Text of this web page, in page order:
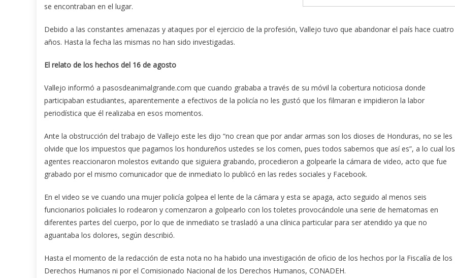
se encontraban en el lugar.
Debido a las constantes amenazas y ataques por el ejercicio de la profesión, Vallejo tuvo que abandonar el país hace cuatro
años. Hasta la fecha las mismas no han sido investigadas.
El relato de los hechos del 16 de agosto
Vallejo informó a pasosdeanimalgrande.com que cuando grababa a través de su móvil la cobertura noticiosa donde
participaban estudiantes, aparentemente a efectivos de la policía no les gustó que los filmaran e impidieron la labor
periodística que él realizaba en esos momentos.
Ante la obstrucción del trabajo de Vallejo este les dijo “no crean que por andar armas son los dioses de Honduras, no se les
olvide que los impuestos que pagamos los hondureños ustedes se los comen, pues todos sabemos que así es”, a lo cual los
agentes reaccionaron molestos evitando que siguiera grabando, procedieron a golpearle la cámara de video, acto que fue
grabado por el mismo comunicador que de inmediato lo publicó en las redes sociales y Facebook.
En el video se ve cuando una mujer policía golpea el lente de la cámara y esta se apaga, acto seguido al menos seis
funcionarios policiales lo rodearon y comenzaron a golpearlo con los toletes provocándole una serie de hematomas en
diferentes partes del cuerpo, por lo que de inmediato se trasladó a una clínica particular para ser atendido ya que no
aguantaba los dolores, según describió.
Hasta el momento de la redacción de esta nota no ha habido una investigación de oficio de los hechos por la Fiscalía de los
Derechos Humanos ni por el Comisionado Nacional de los Derechos Humanos, CONADEH.